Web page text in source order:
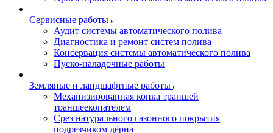
Сервисные работы
Аудит системы автоматического полива
Диагностика и ремонт систем полива
Консервация системы автоматического полива
Пуско-наладочные работы
Земляные и ландшафтные работы
Механизированная копка траншей
траншеекопателем
Срез натурального газонного покрытия
подрезчиком дёрна